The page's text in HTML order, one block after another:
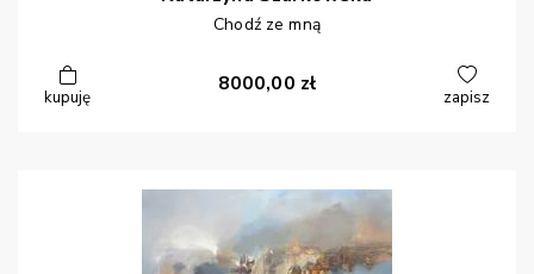
Chodź ze mną
kupuję
8000,00 zł
zapisz